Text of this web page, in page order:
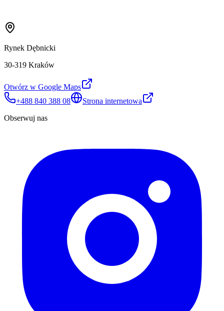
Rynek Dębnicki
30-319 Kraków
Otwórz w Google Maps
+488 840 388 08
Strona internetowa
Obserwuj nas